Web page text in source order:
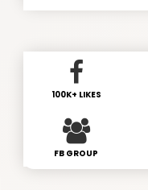
100K+ LIKES
FB GROUP